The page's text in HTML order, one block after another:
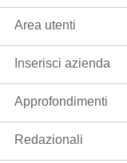
Area utenti
Inserisci azienda
Approfondimenti
Redazionali